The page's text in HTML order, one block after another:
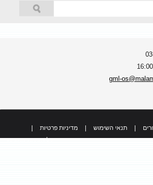
gml-
תנאי השימוש מדיניות פרטיות
כל הזכויות שמורות